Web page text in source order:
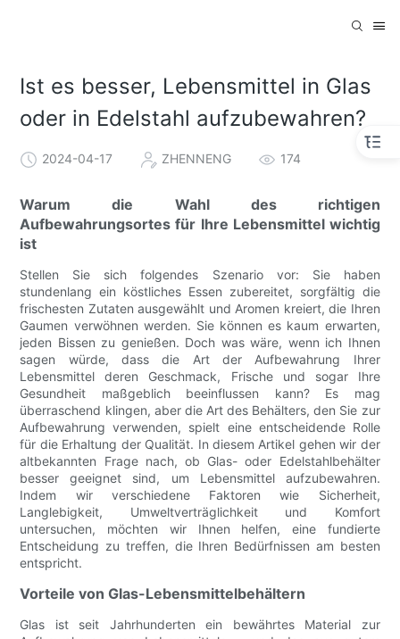
Ist es besser, Lebensmittel in Glas
oder in Edelstahl aufzubewahren?
2024-04-17 ZHENNENG 174
Warum die Wahl des richtigen
Aufbewahrungsortes für Ihre Lebensmittel wichtig
ist
Stellen Sie sich folgendes Szenario vor: Sie haben
stundenlang ein köstliches Essen zubereitet, sorgfältig die
frischesten Zutaten ausgewählt und Aromen kreiert, die Ihren
Gaumen verwöhnen werden. Sie können es kaum erwarten,
jeden Bissen zu genießen. Doch was wäre, wenn ich Ihnen
sagen würde, dass die Art der Aufbewahrung Ihrer
Lebensmittel deren Geschmack, Frische und sogar Ihre
Gesundheit maßgeblich beeinflussen kann? Es mag
überraschend klingen, aber die Art des Behälters, den Sie zur
Aufbewahrung verwenden, spielt eine entscheidende Rolle
für die Erhaltung der Qualität. In diesem Artikel gehen wir der
altbekannten Frage nach, ob Glas- oder Edelstahlbehälter
besser geeignet sind, um Lebensmittel aufzubewahren.
Indem wir verschiedene Faktoren wie Sicherheit,
Langlebigkeit, Umweltverträglichkeit und Komfort
untersuchen, möchten wir Ihnen helfen, eine fundierte
Entscheidung zu treffen, die Ihren Bedürfnissen am besten
entspricht.
Vorteile von Glas-Lebensmittelbehältern
Glas ist seit Jahrhunderten ein bewährtes Material zur